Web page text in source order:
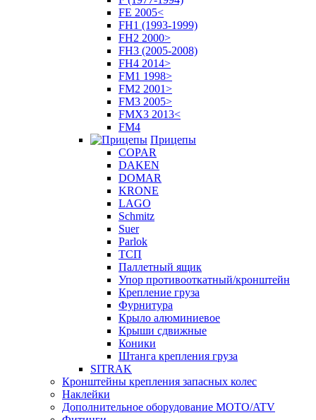
FE 2005<
FH1 (1993-1999)
FH2 2000>
FH3 (2005-2008)
FH4 2014>
FM1 1998>
FM2 2001>
FM3 2005>
FMX3 2013<
FM4
Прицепы
COPAR
DAKEN
DOMAR
KRONE
LAGO
Schmitz
Suer
Parlok
ТСП
Паллетный ящик
Упор противооткатный/кронштейн
Крепление груза
Фурнитура
Крыло алюминиевое
Крыши сдвижные
Коники
Штанга крепления груза
SITRAK
Кронштейны крепления запасных колес
Наклейки
Дополнительное оборудование MOTO/ATV